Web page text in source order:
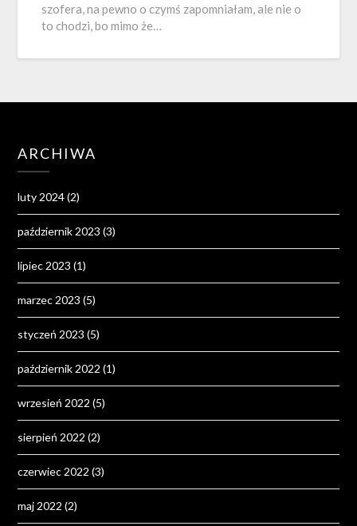
szofera, na pewno o czymś zapomniałam, ale nie o
to chodzi, bo mimo że…
ARCHIWA
luty 2024(2)
październik 2023 (3)
lipiec 2023 (1)
marzec 2023 (5)
styczeń 2023 (5)
październik 2022 (1)
wrzesień 2022 (5)
sierpień 2022 (2)
czerwiec 2022 (3)
maj 2022 (2)